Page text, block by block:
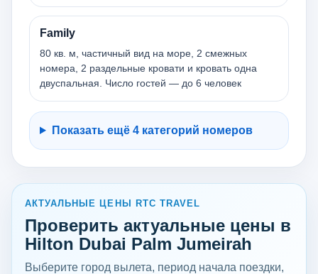
Family
80 кв. м, частичный вид на море, 2 смежных
номера, 2 раздельные кровати и кровать одна
двуспальная. Число гостей — до 6 человек
Показать ещё 4 категорий номеров
АКТУАЛЬНЫЕ ЦЕНЫ RTC TRAVEL
Проверить актуальные цены в
Hilton Dubai Palm Jumeirah
Выберите город вылета, период начала поездки,